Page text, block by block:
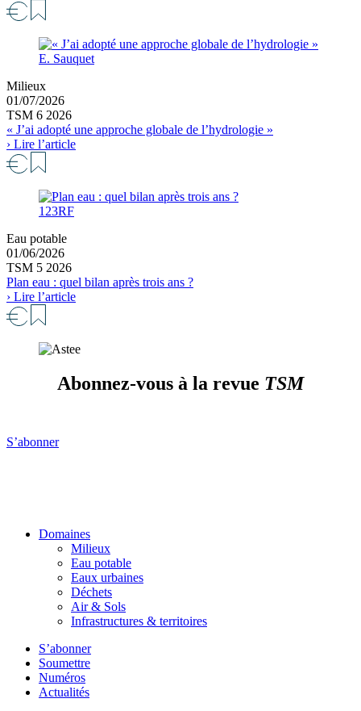
E. Sauquet
Milieux
01/07/2026
TSM 6 2026
« J’ai adopté une approche globale de l’hydrologie »
› Lire l’article
123RF
Eau potable
01/06/2026
TSM 5 2026
Plan eau : quel bilan après trois ans ?
› Lire l’article
Abonnez-vous à la revue TSM
S’abonner
Domaines
Milieux
Eau potable
Eaux urbaines
Déchets
Air & Sols
Infrastructures & territoires
S’abonner
Soumettre
Numéros
Actualités